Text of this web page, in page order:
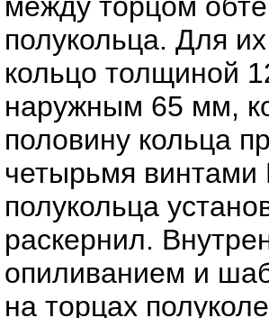
полукольца. Для
кольцо толщиной
наружным 65 мм,
половину кольца
четырьмя винтами
полукольца
раскернил.
опиливанием и
на торцах